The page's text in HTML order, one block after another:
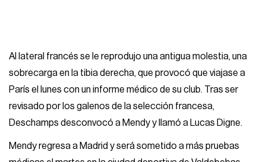
Al lateral francés se le reprodujo una antigua molestia, una
sobrecarga en la tibia derecha, que provocó que viajase a
París el lunes con un informe médico de su club. Tras ser
revisado por los galenos de la selección francesa,
Deschamps desconvocó a Mendy y llamó a Lucas Digne.
Mendy regresa a Madrid y será sometido a más pruebas